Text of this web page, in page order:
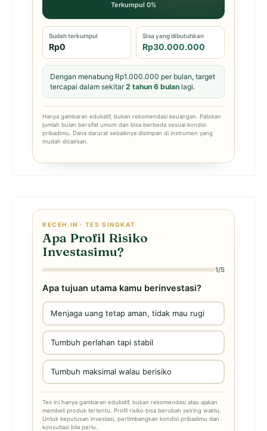
Terkumpul 0%
Sudah terkumpul
Rp0
Sisa yang dibutuhkan
Rp30.000.000
Dengan menabung Rp1.000.000 per bulan, target
tercapai dalam sekitar2 tahun 6 bulan lagi.
Hanya gambaran edukatif, bukan rekomendasi keuangan. Patokan
jumlah bulan bersifat umum dan bisa berbeda sesuai kondisi
pribadimu. Dana darurat sebaiknya disimpan di instrumen yang
mudah dicairkan.
RECEH.IN · TES SINGKAT
Apa Profil Risiko
Investasimu?
1/5
Apa tujuan utama kamu berinvestasi?
Menjaga uang tetap aman, tidak mau rugi
Tumbuh perlahan tapi stabil
Tumbuh maksimal walau berisiko
Tes ini hanya gambaran edukatif, bukan rekomendasi atau ajakan
membeli produk tertentu. Profil risiko bisa berubah seiring waktu.
Untuk keputusan investasi, pertimbangkan kondisi pribadimu dan
konsultasi bila perlu.